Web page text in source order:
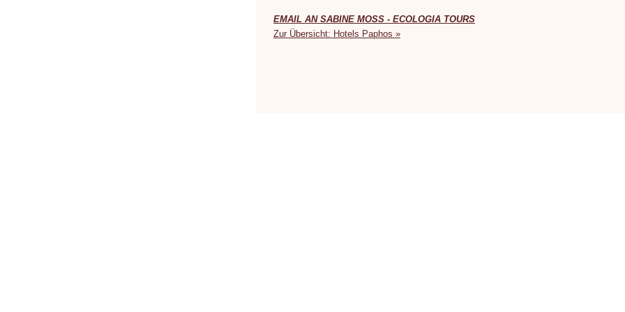
EMAIL AN SABINE MOSS - ECOLOGIA TOURS
Zur Übersicht: Hotels Paphos »